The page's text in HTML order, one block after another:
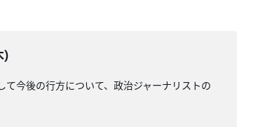
)
今後の行方について、政治ジャーナリストの